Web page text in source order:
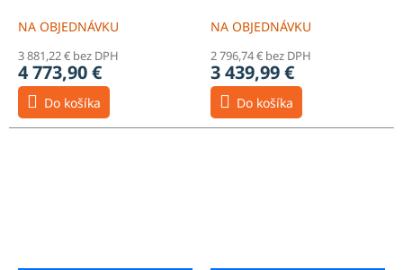
NA OBJEDNÁVKU
3 881,22 € bez DPH
4 773,90 €
Do košíka
NA OBJEDNÁVKU
2 796,74 € bez DPH
3 439,99 €
Do košíka